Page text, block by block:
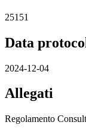
25151
Data
2024-12-04
Allegati
Regolamento